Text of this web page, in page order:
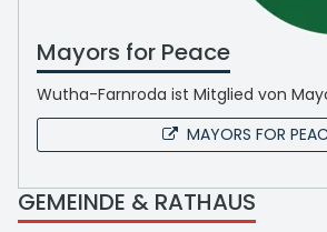
Mayors for Peace
Wutha-Farnroda ist Mitglied von
MAYORS FOR
GEMEINDE & RATHAUS